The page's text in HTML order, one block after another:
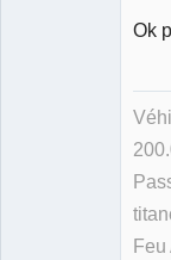
Ok